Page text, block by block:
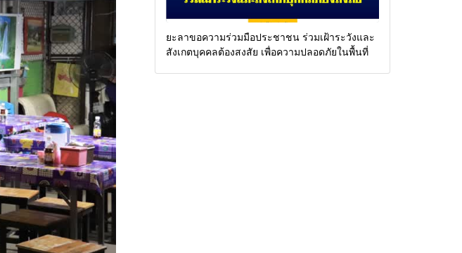
ยะลาขอความร่วมมือประชาชน ร่วมเฝ้าระวังและ
สังเกตบุคคลต้องสงสัย เพื่อความปลอดภัยในพื้นที่